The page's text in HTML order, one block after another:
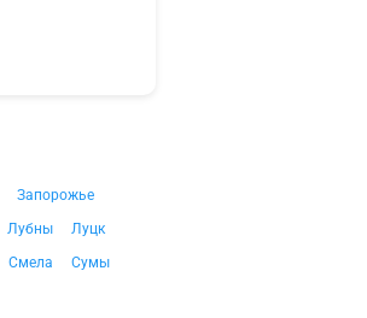
Запорожье
Лубны
Луцк
Смела
Сумы